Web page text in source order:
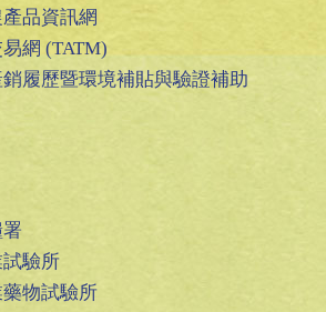
品資訊網
網 (TATM)
履歷暨環境補貼與驗證補助
驗所
物試驗所